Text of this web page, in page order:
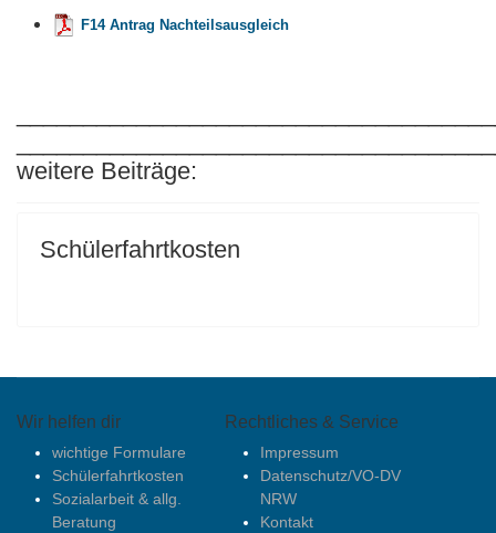
F14 Antrag Nachteilsausgleich
weitere Beiträge:
Schülerfahrtkosten
Wir helfen dir
wichtige Formulare
Schülerfahrtkosten
Sozialarbeit & allg.
Beratung
Rechtliches & Service
Impressum
Datenschutz/VO-DV
NRW
Kontakt